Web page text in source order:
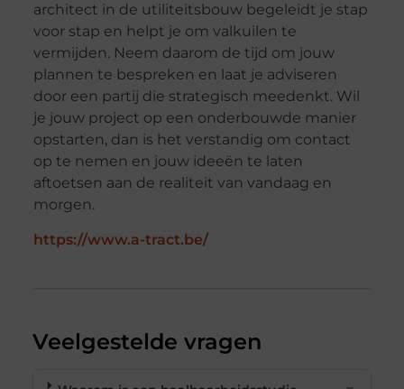
architect in de utiliteitsbouw begeleidt je stap
voor stap en helpt je om valkuilen te
vermijden. Neem daarom de tijd om jouw
plannen te bespreken en laat je adviseren
door een partij die strategisch meedenkt. Wil
je jouw project op een onderbouwde manier
opstarten, dan is het verstandig om contact
op te nemen en jouw ideeën te laten
aftoetsen aan de realiteit van vandaag en
morgen.
https://www.a-tract.be/
Veelgestelde vragen